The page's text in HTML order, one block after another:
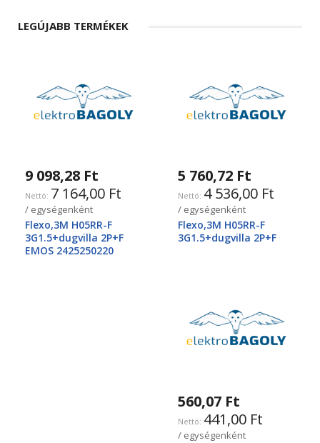
LEGÚJABB TERMÉKEK
9 098,28 Ft
7 164,00 Ft
/ egységenként
Flexo,3M H05RR-F
3G1.5+dugvilla 2P+F
EMOS 2425250220
5 760,72 Ft
4 536,00 Ft
/ egységenként
Flexo,3M H05RR-F
3G1.5+dugvilla 2P+F
560,07 Ft
441,00 Ft
/ egységenként